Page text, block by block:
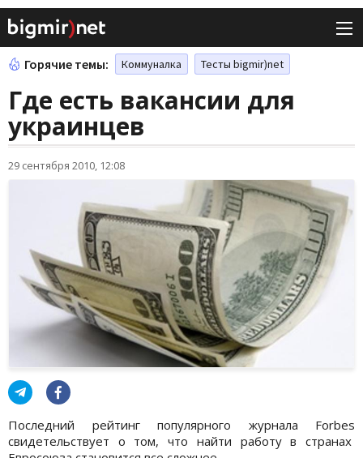
Горячие темы: Коммуналка Тесты bigmir)net
Где есть вакансии для
украинцев
29 сентября 2010, 12:08
Последний рейтинг популярного журнала Forbes
свидетельствует о том, что найти работу в странах